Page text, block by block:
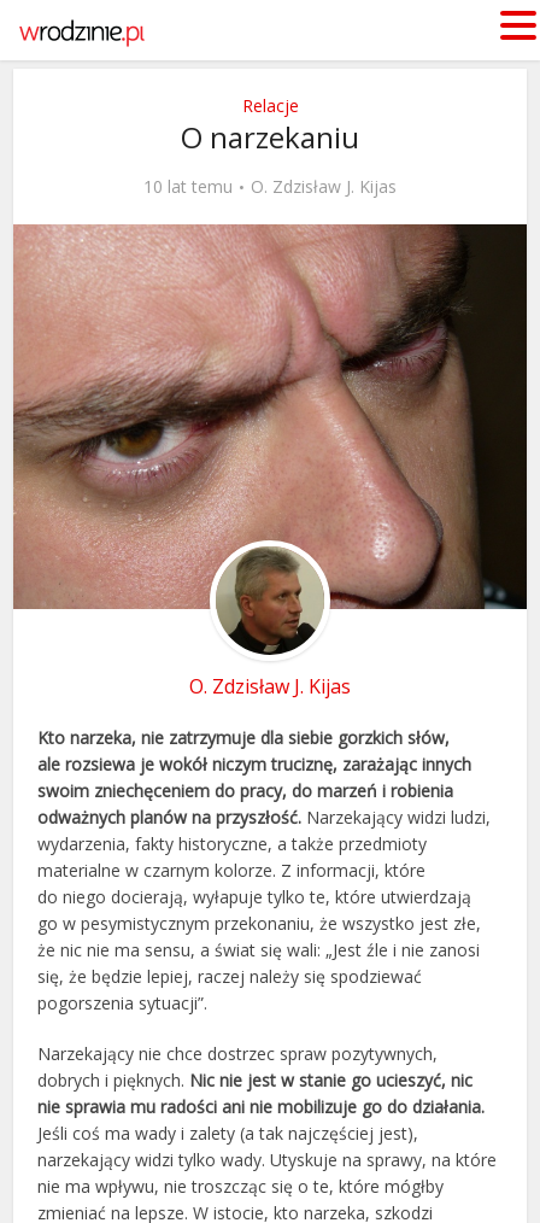
Relacje
O narzekaniu
10 lat temu O. Zdzisław J. Kijas
O. Zdzisław J. Kijas
Kto narzeka, nie zatrzymuje dla siebie gorzkich słów,
ale rozsiewa je wokół niczym truciznę, zarażając innych
swoim zniechęceniem do pracy, do marzeń i robienia
odważnych planów na przyszłość. Narzekający widzi ludzi,
wydarzenia, fakty historyczne, a także przedmioty
materialne w czarnym kolorze. Z informacji, które
do niego docierają, wyłapuje tylko te, które utwierdzają
go w pesymistycznym przekonaniu, że wszystko jest złe,
że nic nie ma sensu, a świat się wali: „Jest źle i nie zanosi
się, że będzie lepiej, raczej należy się spodziewać
pogorszenia sytuacji”.
Narzekający nie chce dostrzec spraw pozytywnych,
dobrych i pięknych. Nic nie jest w stanie go ucieszyć, nic
nie sprawia mu radości ani nie mobilizuje go do działania.
Jeśli coś ma wady i zalety (a tak najczęściej jest),
narzekający widzi tylko wady. Utyskuje na sprawy, na które
nie ma wpływu, nie troszcząc się o te, które mógłby
zmieniać na lepsze. W istocie, kto narzeka, szkodzi